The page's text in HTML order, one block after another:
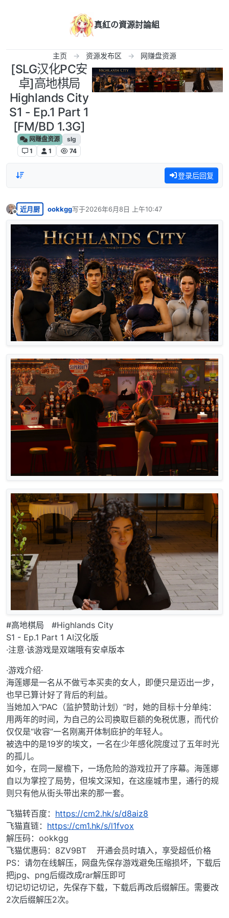
真紅の資源討論組
主页 资源发布区 网赚盘资源
[SLG汉化PC安
卓]高地棋局
Highlands City
S1 - Ep.1 Part 1
[FM/BD 1.3G]
网赚盘资源
slg
1
1 74
登录后回复
离线
近月厨 ookkgg写于2026年6月8日 上午10:47
最后由 编辑
#高地棋局 #Highlands City
S1 - Ep.1 Part 1 AI汉化版
·注意·该游戏是双端哦有安卓版本
·游戏介绍·
海莲娜是一名从不做亏本买卖的女人，即便只是迈出一步，
也早已算计好了背后的利益。
当她加入“PAC（监护赞助计划）”时，她的目标十分单纯：
用两年的时间，为自己的公司换取巨额的免税优惠，而代价
仅仅是“收容”一名刚离开体制庇护的年轻人。
被选中的是19岁的埃文，一名在少年感化院度过了五年时光
的孤儿。
如今，在同一屋檐下，一场危险的游戏拉开了序幕。海莲娜
自以为掌控了局势，但埃文深知，在这座城市里，通行的规
则只有他从街头带出来的那一套。
飞猫转百度： https://cm2.hk/s/d8aiz8
飞猫直链： https://cm1.hk/s/l1fvox
解压码：ookkgg
飞猫优惠码：8ZV9BT 开通会员时填入，享受超低价格
PS：请勿在线解压，网盘先保存游戏避免压缩损坏，下载后
把jpg、png后缀改成rar解压即可
切记切记切记，先保存下载，下载后再改后缀解压。需要改
2次后缀解压2次。